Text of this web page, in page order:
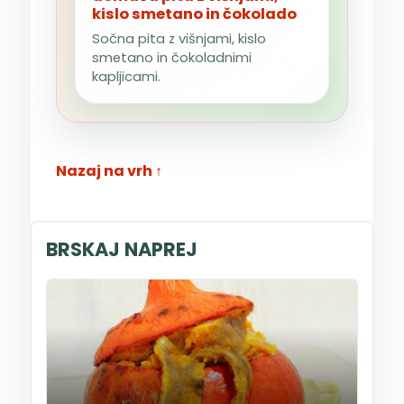
kislo smetano in čokolado
Sočna pita z višnjami, kislo
smetano in čokoladnimi
kapljicami.
Nazaj na vrh ↑
BRSKAJ NAPREJ